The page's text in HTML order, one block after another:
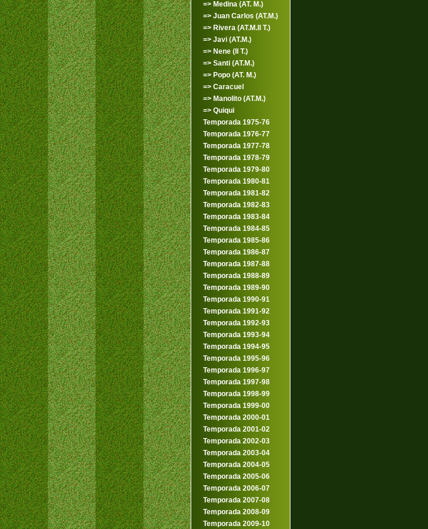
=> Medina (AT. M.)
=> Juan Carlos (AT.M.)
=> Rivera (AT.M.II T.)
=> Javi (AT.M.)
=> Nene (II T.)
=> Santi (AT.M.)
=> Popo (AT. M.)
=> Caracuel
=> Manolito (AT.M.)
=> Quiqui
Temporada 1975-76
Temporada 1976-77
Temporada 1977-78
Temporada 1978-79
Temporada 1979-80
Temporada 1980-81
Temporada 1981-82
Temporada 1982-83
Temporada 1983-84
Temporada 1984-85
Temporada 1985-86
Temporada 1986-87
Temporada 1987-88
Temporada 1988-89
Temporada 1989-90
Temporada 1990-91
Temporada 1991-92
Temporada 1992-93
Temporada 1993-94
Temporada 1994-95
Temporada 1995-96
Temporada 1996-97
Temporada 1997-98
Temporada 1998-99
Temporada 1999-00
Temporada 2000-01
Temporada 2001-02
Temporada 2002-03
Temporada 2003-04
Temporada 2004-05
Temporada 2005-06
Temporada 2006-07
Temporada 2007-08
Temporada 2008-09
Temporada 2009-10